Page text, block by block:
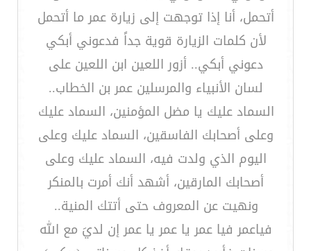
أتحمل، أنا إذا توجهت إلى زيارة عمر ما أتحمل
لأن كلمات الزيارة قوية جداً فدعوني أبكي
دعوني أبكي.. أزور اللعين ابن اللعين على
لسان الأنبياء والمرسلين عمر بن الخطاب..
السماد عليك يا مضل المؤمنين، السماد عليك
وعلى أصحابك الفاسقين، السماد عليك وعلى
اليوم الذي ولدت فيه، السماد عليك وعلى
أصحابك المارقين، أشهد أنك أمرت بالمنكر
ونهيت عن المعروف حتى أتتك المنية..
فياعمر فيا عمر يا عمر يا عمر إن لديَ مع الله